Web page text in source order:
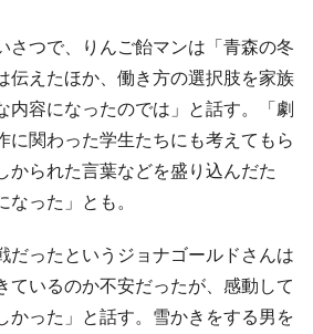
つで、りんご飴マンは「青森の冬
伝えたほか、働き方の選択肢を家族
内容になったのでは」と話す。「劇
に関わった学生たちにも考えてもら
かられた言葉などを盛り込んだた
った」とも。
ったというジョナゴールドさんは
ているのか不安だったが、感動して
かった」と話す。雪かきをする男を